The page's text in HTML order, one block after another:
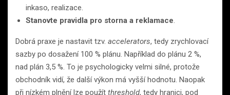
inkaso, realizace.
Stanovte pravidla pro storna a reklamace.
Dobrá praxe je nastavit tzv. accelerators, tedy zrychlovací
sazby po dosažení 100 % plánu. Například do plánu 2 %,
nad plán 3,5 %. To je psychologicky velmi silné, protože
obchodník vidí, že další výkon má vyšší hodnotu. Naopak
při nízkém plnění lze použít threshold, tedy hranici, pod